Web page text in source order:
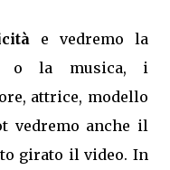
e vedremo la
o la musica, i
attrice, modello
vedremo anche il
girato il video. In